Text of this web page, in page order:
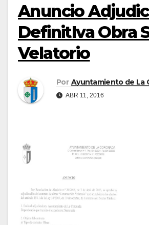
Anuncio
DefinitIva Obra
Velatorio
Por Ayuntamiento de La
ABR 11, 2016